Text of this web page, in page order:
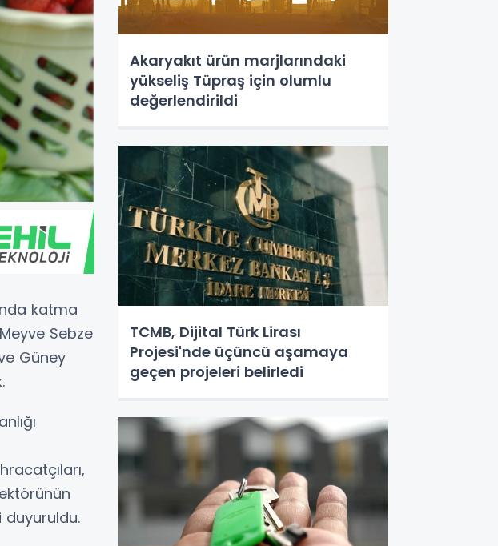
katma
Sebze
Güney
duyuruldu.
Akaryakıt ürün marjlarındaki
yükseliş Tüpraş için olumlu
değerlendirildi
TCMB, Dijital Türk Lirası
Projesi'nde üçüncü aşamaya
geçen projeleri belirledi